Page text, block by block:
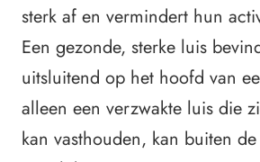
sterk af en vermindert hun
Een gezonde, sterke luis
uitsluitend op het hoofd van
alleen een verzwakte luis die
kan vasthouden, kan buiten